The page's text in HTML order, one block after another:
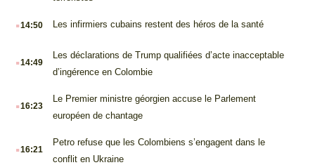
.14:50 Les infirmiers cubains restent des héros de la santé
.14:49
Les déclarations de Trump qualifiées d’acte inacceptable
d’ingérence en Colombie
.16:23
Le Premier ministre géorgien accuse le Parlement
européen de chantage
.16:21
Petro refuse que les Colombiens s’engagent dans le
conflit en Ukraine